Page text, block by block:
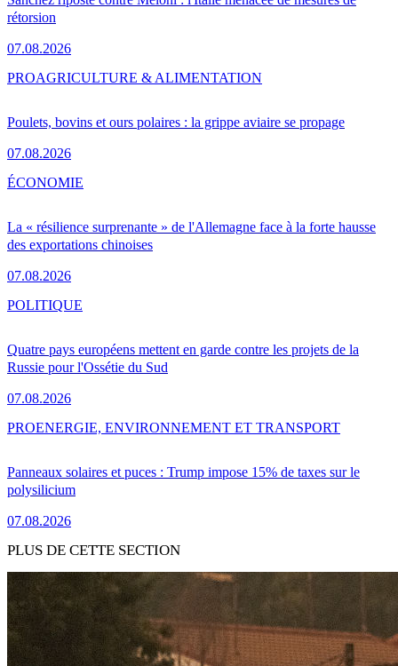
rétorsion
07.08.2026
Poulets, bovins et ours polaires : la grippe aviaire se propage
07.08.2026
PROAGRICULTURE & ALIMENTATION
La « résilience surprenante » de l'Allemagne face à la forte hausse
des exportations chinoises
07.08.2026
ÉCONOMIE
Quatre pays européens mettent en garde contre les projets de la
Russie pour l'Ossétie du Sud
07.08.2026
POLITIQUE
Panneaux solaires et puces : Trump impose 15% de taxes sur le
polysilicium
07.08.2026
PROENERGIE, ENVIRONNEMENT ET TRANSPORT
PLUS DE CETTE SECTION